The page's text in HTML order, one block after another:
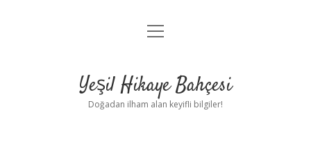
Anasayfa
Yasal Uyarı
menüyü
Yeşil Hikaye Bahçesi
Doğadan ilham alan keyifli bilgiler!